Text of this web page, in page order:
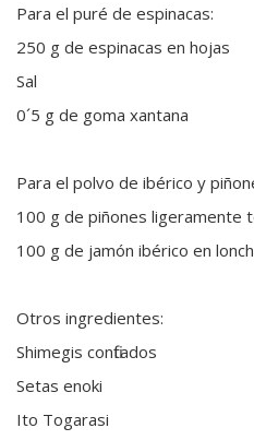
Para el puré de espinacas:
250 g de espinacas en hojas
Sal
0´5 g de goma xantana
Para el polvo de ibérico y
100 g de piñones ligeramente
100 g de jamón ibérico en
Otros ingredientes:
Shimegis confitados
Setas enoki
Ito Togarasi